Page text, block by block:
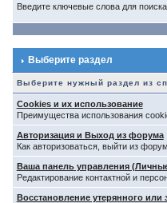
Введите ключевые слова для поиска
Выберите раздел
Выберите нужный раздел из
Cookies и их использование
Преимущества использования
Авторизация и Выход из форума
Как авторизоваться, выйти из
Ваша панель управления
Редактирование контактной и
Восстановление утерянного или